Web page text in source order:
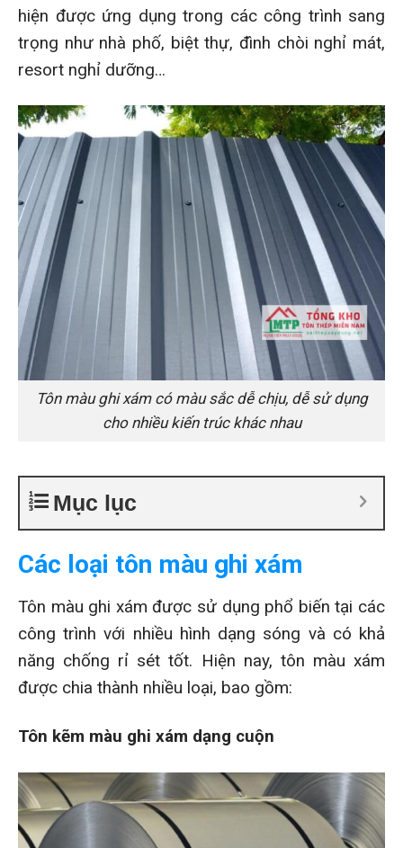
hiện được ứng dụng trong các công trình sang
trọng như nhà phố, biệt thự, đình chòi nghỉ mát,
resort nghỉ dưỡng…
Tôn màu ghi xám có màu sắc dễ chịu, dễ sử dụng
cho nhiều kiến trúc khác nhau
Mục lục
Các loại tôn màu ghi xám
Tôn màu ghi xám được sử dụng phổ biến tại các
công trình với nhiều hình dạng sóng và có khả
năng chống rỉ sét tốt. Hiện nay, tôn màu xám
được chia thành nhiều loại, bao gồm:
Tôn kẽm màu ghi xám dạng cuộn